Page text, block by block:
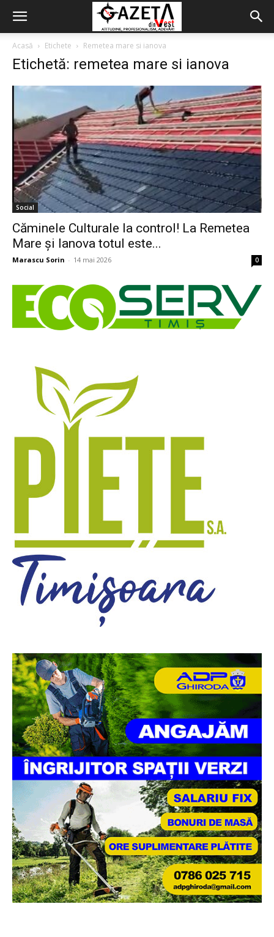
Acasă Etichete Remetea mare si ianova
Etichetă: remetea mare si ianova
Social
Căminele Culturale la control! La Remetea
Mare și Ianova totul este...
Marascu Sorin - 14 mai 2026 0